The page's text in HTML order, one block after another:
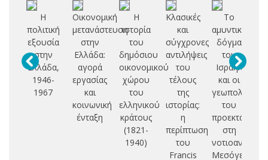
Η
πολιτική
εξουσία
στην
Ελλάδα,
1946-
1967
Οικονομική
μετανάστευση
στην
Ελλάδα:
αγορά
εργασίας
και
κοινωνική
ένταξη
Η
ιστορία
του
δημόσιου
οικονομικού
χώρου
του
ελληνικού
κράτους
(1821-
1940)
Κλασικές
και
σύγχρονες
αντιλήψεις
του
τέλους
της
ιστορίας:
η
περίπτωση
του
Francis
Το
αμυντικό
δόγμα
του
Ισραήλ
και οι
γεωπολιτικές
του
προεκτάσεις
στη
Μεσόγειο